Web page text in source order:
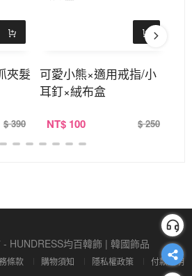
夾髮
$ 390
可愛小熊×適用戒指/小
耳釘×絨布盒
NT$ 100 $ 250
HUNDRESS均百韓飾 | 韓國飾品
條款 購物須知 隱私權政策 付款說明